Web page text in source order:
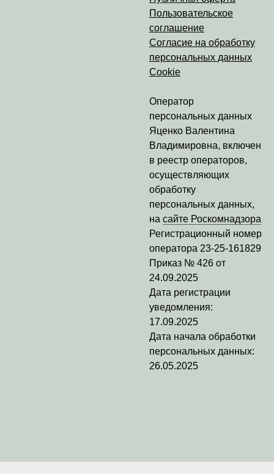
Пользовательское
соглашение
Согласие на обработку
персональных данных
Cookie
Оператор
персональных данных
Яценко Валентина
Владимировна, включен
в реестр операторов,
осуществляющих
обработку
персональных данных,
на сайте Роскомнадзора
Регистрационный номер
оператора 23-25-161829
Приказ № 426 от
24.09.2025
Дата регистрации
уведомления:
17.09.2025
Дата начала обработки
персональных данных:
26.05.2025